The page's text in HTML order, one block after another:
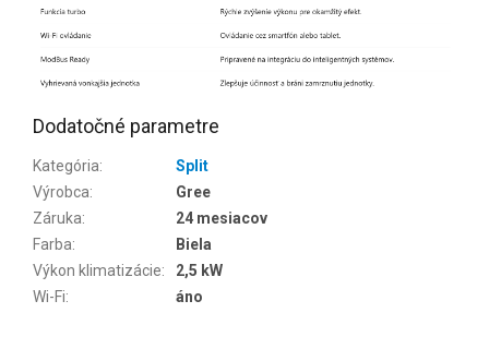
Dodatočné parametre
Kategória:
Split
Výrobca:
Gree
Záruka:
24 mesiacov
Farba:
Biela
Výkon klimatizácie:
2,5 kW
Wi-Fi: áno